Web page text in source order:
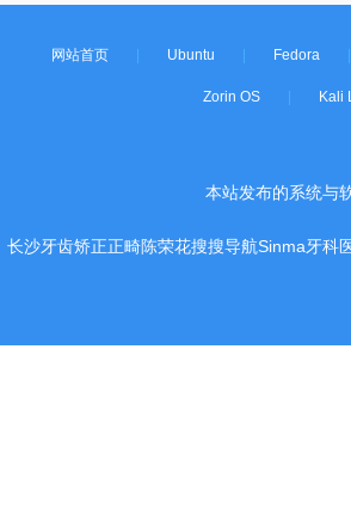
网站首页 Ubuntu Fedora
Zorin OS Kali
本站发布的系统与
长沙牙齿矫正正畸陈荣花搜搜导航Sinma牙科